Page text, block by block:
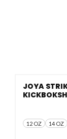
12 OZ 14 OZ
JOYA